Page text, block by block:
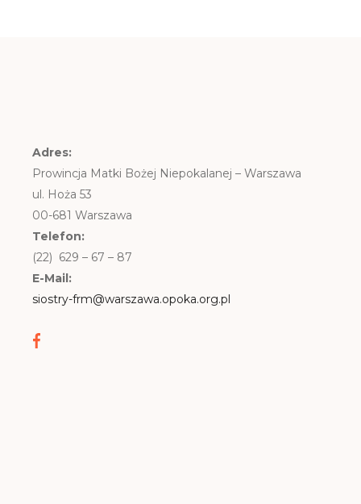
Adres:
Prowincja Matki Bożej Niepokalanej – Warszawa
ul. Hoża 53
00-681 Warszawa
Telefon:
(22) 629 – 67 – 87
E-Mail:
siostry-frm@warszawa.opoka.org.pl